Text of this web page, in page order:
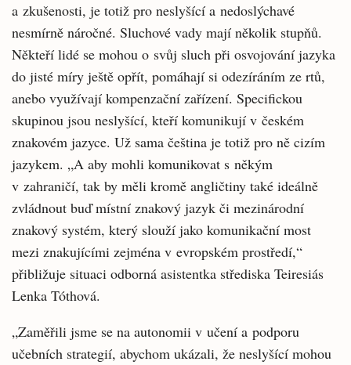
a zkušenosti, je totiž pro neslyšící a nedoslýchavé
nesmírně náročné. Sluchové vady mají několik stupňů.
Někteří lidé se mohou o svůj sluch při osvojování jazyka
do jisté míry ještě opřít, pomáhají si odezíráním ze rtů,
anebo využívají kompenzační zařízení. Specifickou
skupinou jsou neslyšící, kteří komunikují v českém
znakovém jazyce. Už sama čeština je totiž pro ně cizím
jazykem. „A aby mohli komunikovat s někým
v zahraničí, tak by měli kromě angličtiny také ideálně
zvládnout buď místní znakový jazyk či mezinárodní
znakový systém, který slouží jako komunikační most
mezi znakujícími zejména v evropském prostředí,“
přibližuje situaci odborná asistentka střediska Teiresiás
Lenka Tóthová.
„Zaměřili jsme se na autonomii v učení a podporu
učebních strategií, abychom ukázali, že neslyšící mohou